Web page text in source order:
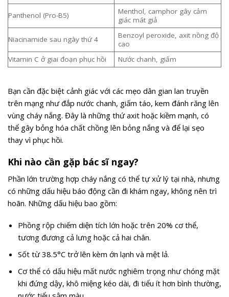
Panthenol (Pro-B5)
Menthol, camphor gây cảm
giác mát giả
Niacinamide sau ngày thứ 4
Benzoyl peroxide, axit nồng độ
cao
Vitamin C ở giai đoạn phục hồi
Nước chanh, giấm
Bạn cần đặc biệt cảnh giác với các mẹo dân gian lan truyền
trên mạng như đắp nước chanh, giấm táo, kem đánh răng lên
vùng cháy nắng. Đây là những thứ axit hoặc kiềm mạnh, có
thể gây bỏng hóa chất chồng lên bỏng nắng và để lại sẹo
thay vì phục hồi.
Khi nào cần gặp bác sĩ ngay?
Phần lớn trường hợp cháy nắng có thể tự xử lý tại nhà, nhưng
có những dấu hiệu báo động cần đi khám ngay, không nên trì
hoãn. Những dấu hiệu bao gồm:
Phồng rộp chiếm diện tích lớn hoặc trên 20% cơ thể,
tương đương cả lưng hoặc cả hai chân.
Sốt từ 38.5°C trở lên kèm ớn lạnh và mệt lả.
Cơ thể có dấu hiệu mất nước nghiêm trọng như chóng mặt
khi đứng dậy, khô miệng kéo dài, đi tiểu ít hơn bình thường,